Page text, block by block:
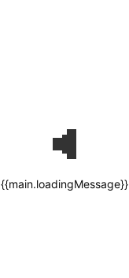
{{main.loadingMessage}}